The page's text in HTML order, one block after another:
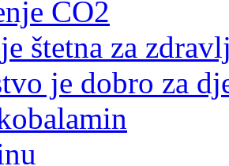
CO2
štetna za
je dobro za